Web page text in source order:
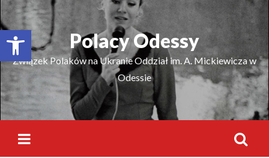
Відкрити Панель інструментівPolacy Odessy
Związek Polaków na Ukranie Oddział im. A. Mickiewicza w
Odessie